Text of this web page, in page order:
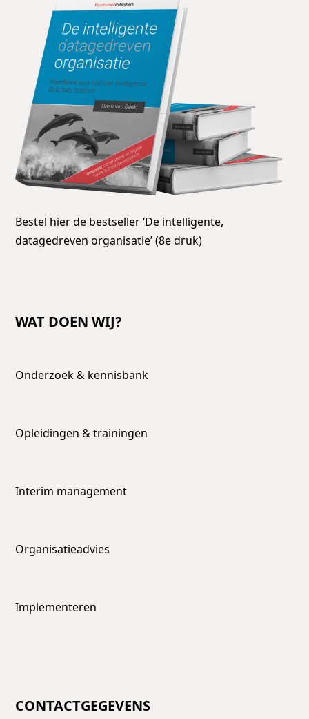
Bestel hier de bestseller ‘De intelligente,
datagedreven organisatie’ (8e druk)
WAT DOEN WIJ?
Onderzoek & kennisbank
Opleidingen & trainingen
Interim management
Organisatieadvies
Implementeren
CONTACTGEGEVENS